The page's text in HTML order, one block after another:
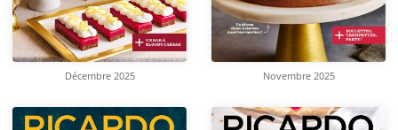
Décembre 2025 Novembre 2025